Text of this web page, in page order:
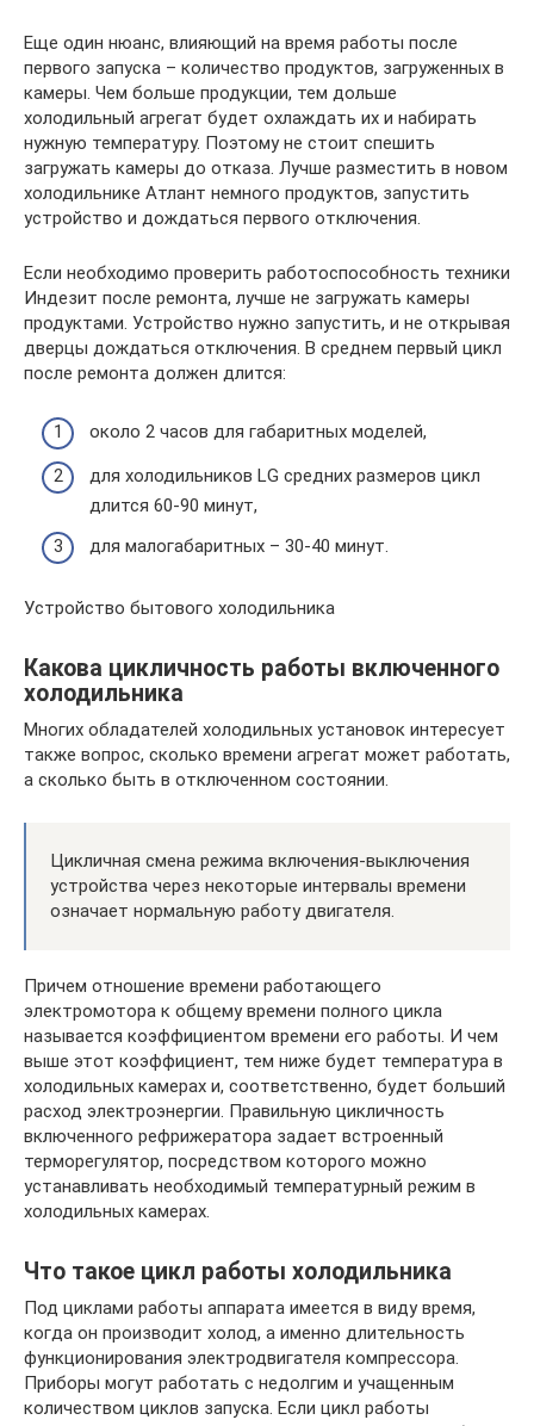
Еще один нюанс, влияющий на время работы после
первого запуска – количество продуктов, загруженных в
камеры. Чем больше продукции, тем дольше
холодильный агрегат будет охлаждать их и набирать
нужную температуру. Поэтому не стоит спешить
загружать камеры до отказа. Лучше разместить в новом
холодильнике Атлант немного продуктов, запустить
устройство и дождаться первого отключения.
Если необходимо проверить работоспособность техники
Индезит после ремонта, лучше не загружать камеры
продуктами. Устройство нужно запустить, и не открывая
дверцы дождаться отключения. В среднем первый цикл
после ремонта должен длится:
около 2 часов для габаритных моделей,
для холодильников LG средних размеров цикл
длится 60-90 минут,
для малогабаритных – 30-40 минут.
Устройство бытового холодильника
Какова цикличность работы включенного
холодильника
Многих обладателей холодильных установок интересует
также вопрос, сколько времени агрегат может работать,
а сколько быть в отключенном состоянии.
Цикличная смена режима включения-выключения
устройства через некоторые интервалы времени
означает нормальную работу двигателя.
Причем отношение времени работающего
электромотора к общему времени полного цикла
называется коэффициентом времени его работы. И чем
выше этот коэффициент, тем ниже будет температура в
холодильных камерах и, соответственно, будет больший
расход электроэнергии. Правильную цикличность
включенного рефрижератора задает встроенный
терморегулятор, посредством которого можно
устанавливать необходимый температурный режим в
холодильных камерах.
Что такое цикл работы холодильника
Под циклами работы аппарата имеется в виду время,
когда он производит холод, а именно длительность
функционирования электродвигателя компрессора.
Приборы могут работать с недолгим и учащенным
количеством циклов запуска. Если цикл работы